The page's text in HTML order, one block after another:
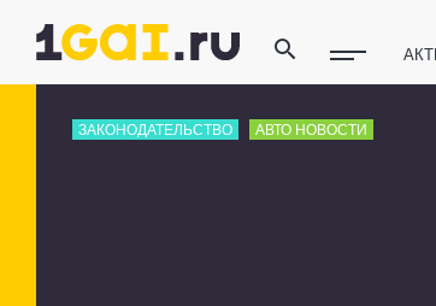
ЗАКОНОДАТЕЛЬСТВО АВТО НОВОСТИ